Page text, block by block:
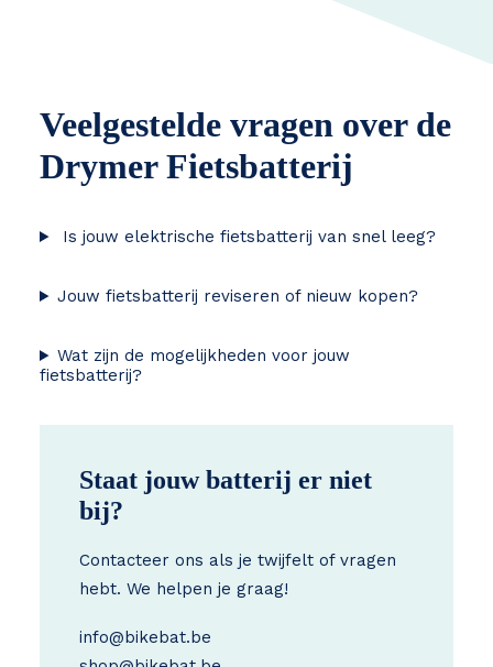
Veelgestelde vragen over de
Drymer Fietsbatterij
Is jouw elektrische fietsbatterij van snel leeg?
Jouw fietsbatterij reviseren of nieuw kopen?
Wat zijn de mogelijkheden voor jouw
fietsbatterij?
Staat jouw batterij er niet
bij?
Contacteer ons als je twijfelt of vragen
hebt. We helpen je graag!
info@bikebat.be